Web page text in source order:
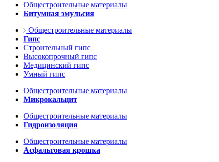
Общестроительные материалы
Битумная эмульсия
Общестроительные материалы
Гипс
Строительный гипс
Высокопрочный гипс
Медицинский гипс
Умный гипс
Общестроительные материалы
Микрокальцит
Общестроительные материалы
Гидроизоляция
Общестроительные материалы
Асфальтовая крошка